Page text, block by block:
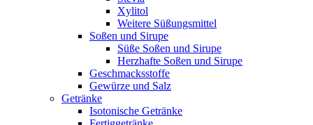
Xylitol
Weitere Süßungsmittel
Soßen und Sirupe
Süße Soßen und Sirupe
Herzhafte Soßen und Sirupe
Geschmacksstoffe
Gewürze und Salz
Getränke
Isotonische Getränke